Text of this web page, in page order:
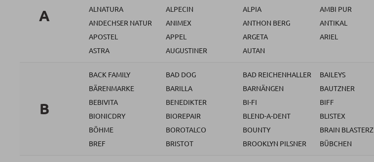
A
ALNATURA
ALPECIN ALPIA AMBI PUR
ANDECHSER NATUR
ANIMEX ANTHON BERG ANTIKAL
APOSTEL
APPEL ARGETA ARIEL
ASTRA
AUGUSTINER AUTAN
B
BACK FAMILY BAD DOG BAD REICHENHALLER BAILEYS
BÄRENMARKE
BARILLA BARNÄNGEN BAUTZNER
BEBIVITA
BENEDIKTER BI-FI BIFF
BIONICDRY
BIOREPAIR BLEND-A-DENT BLISTEX
BÖHME
BOROTALCO BOUNTY BRAIN BLASTERZ
BREF
BRISTOT BROOKLYN PILSNER BÜBCHEN